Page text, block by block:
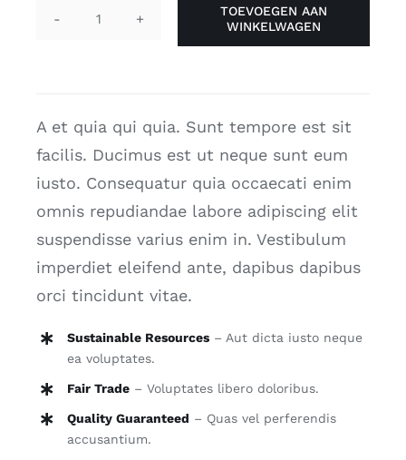
TOEVOEGEN AAN
WINKELWAGEN
A et quia qui quia. Sunt tempore est sit
facilis. Ducimus est ut neque sunt eum
iusto. Consequatur quia occaecati enim
omnis repudiandae labore adipiscing elit
suspendisse varius enim in. Vestibulum
imperdiet eleifend ante, dapibus dapibus
orci tincidunt vitae.
Sustainable Resources– Aut dicta iusto neque
ea voluptates.
Fair Trade– Voluptates libero doloribus.
Quality Guaranteed – Quas vel perferendis
accusantium.